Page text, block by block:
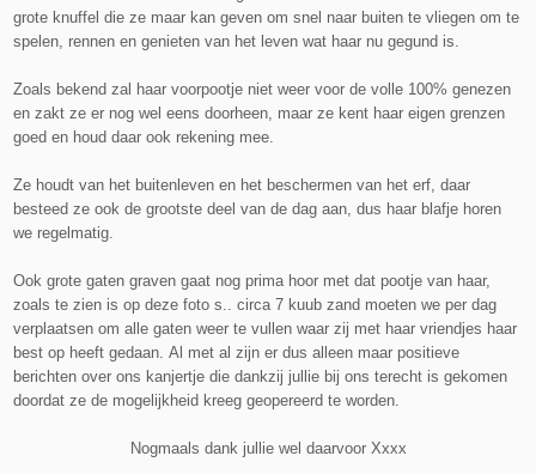
grote knuffel die ze maar kan geven om snel naar buiten te vliegen om te
spelen, rennen en genieten van het leven wat haar nu gegund is.
Zoals bekend zal haar voorpootje niet weer voor de volle 100% genezen
en zakt ze er nog wel eens doorheen, maar ze kent haar eigen grenzen
goed en houd daar ook rekening mee.
Ze houdt van het buitenleven en het beschermen van het erf, daar
besteed ze ook de grootste deel van de dag aan, dus haar blafje horen
we regelmatig.
Ook grote gaten graven gaat nog prima hoor met dat pootje van haar,
zoals te zien is op deze foto s.. circa 7 kuub zand moeten we per dag
verplaatsen om alle gaten weer te vullen waar zij met haar vriendjes haar
best op heeft gedaan.Al met al zijn er dus alleen maar positieve
berichten over ons kanjertje die dankzij jullie bij ons terecht is gekomen
doordat ze de mogelijkheid kreeg geopereerd te worden.
Nogmaals dank jullie wel daarvoor Xxxx